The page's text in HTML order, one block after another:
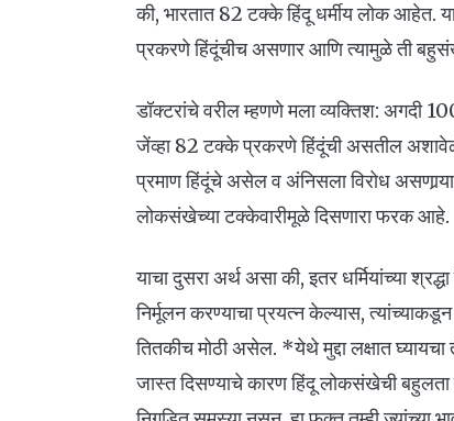
की, भारतात 82 टक्के हिंदू धर्मीय लोक आहेत.
प्रकरणे हिंदूंचीच असणार आणि त्यामुळे ती
डॉक्टरांचे वरील म्हणणे मला व्यक्तिश: अगदी
जेंव्हा 82 टक्के प्रकरणे हिंदूंची असतील
प्रमाण हिंदूंचे असेल व अंनिसला विरोध
लोकसंखेच्या टक्केवारीमूळे दिसणारा फरक आहे.
याचा दुसरा अर्थ असा की, इतर धर्मियांच्या
निर्मूलन करण्याचा प्रयत्न केल्यास,
तितकीच मोठी असेल. *येथे मुद्दा लक्षात
जास्त दिसण्याचे कारण हिंदू लोकसंखेची बहुलता